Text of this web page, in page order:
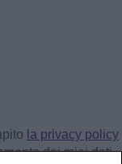
la privacy policy
dei miei dati